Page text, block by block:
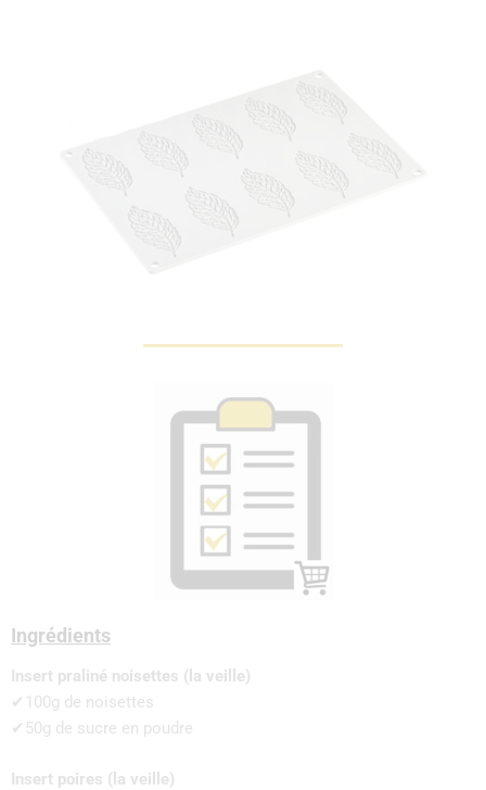
Ingrédients
Insert praliné noisettes (la veille)
✔100g de noisettes
✔50g de sucre en poudre
Insert poires (la veille)